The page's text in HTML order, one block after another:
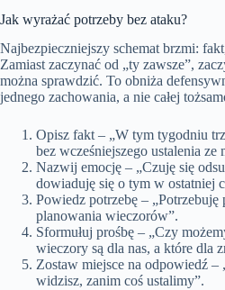
Jak wyrażać potrzeby bez ataku?
Najbezpieczniejszy schemat brzmi:
Zamiast zaczynać od „ty zawsze”,
można sprawdzić. To obniża
jednego zachowania, a nie całej
Opisz fakt – „W tym tygodniu
bez wcześniejszego ustalenia ze
Nazwij emocję – „Czuję się
dowiaduję się o tym w ostatniej
Powiedz potrzebę –
planowania wieczorów”.
Sformułuj prośbę – „Czy
wieczory są dla nas, a które dla
Zostaw miejsce na odpowiedź –
widzisz, zanim coś ustalimy”.